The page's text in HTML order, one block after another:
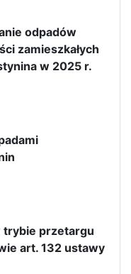
odpadów
zamieszkałych
w 2025 r.
trybie przetargu
art. 132 ustawy